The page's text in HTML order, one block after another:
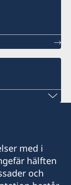
med i
hälften
och